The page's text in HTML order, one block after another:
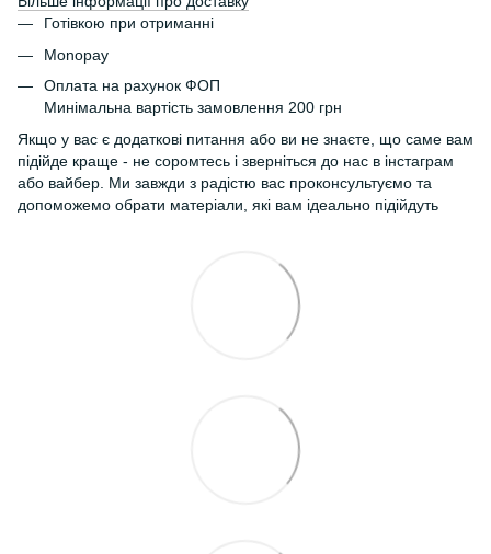
Готівкою при отриманні
Monopay
Оплата на рахунок ФОП
Минімальна вартість замовлення 200 грн
Якщо у вас є додаткові питання або ви не знаєте, що саме вам
підійде краще - не соромтесь і зверніться до нас в інстаграм
або вайбер. Ми завжди з радістю вас проконсультуємо та
допоможемо обрати матеріали, які вам ідеально підійдуть